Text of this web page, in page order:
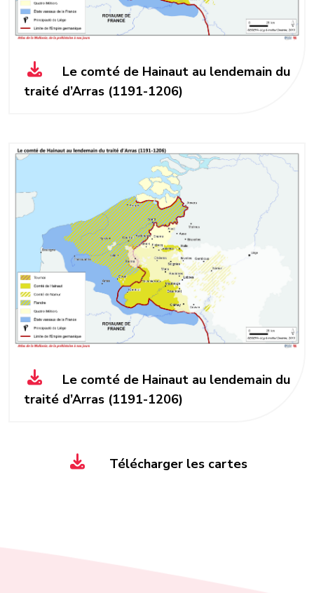
Le comté de Hainaut au lendemain du
traité d’Arras (1191-1206)
Le comté de Hainaut au lendemain du
traité d’Arras (1191-1206)
Télécharger les cartes